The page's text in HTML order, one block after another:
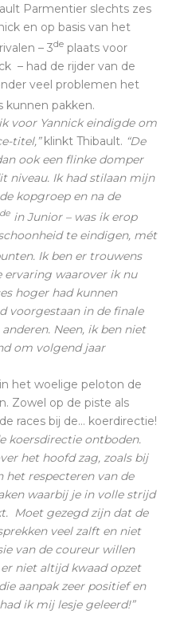
Parmentier slechts zes
en op basis van het
– 3de plaats voor
– had de rijder van de
veel problemen het
kunnen pakken.
voor Yannick eindigde om
titel,” klinkt Thibault. “De
ook een flinke domper
niveau. Ik had stilaan mijn
kopgroep en na de
de in Junior – was ik erop
te eindigen, mét
Ik ben er trouwens
waarover ik nu
hoger had kunnen
voorgestaan in de finale
Neen, ik ben niet
om volgend jaar
het woelige peloton de
Zowel op de piste als
races bij de… koerdirectie!
koersdirectie ontboden.
het hoofd zag, zoals bij
het respecteren van de
waarbij je in volle strijd
Moet gezegd zijn dat de
veel zalft en niet
van de coureur willen
niet altijd kwaad opzet
aanpak zeer positief en
ik mij lesje geleerd!”